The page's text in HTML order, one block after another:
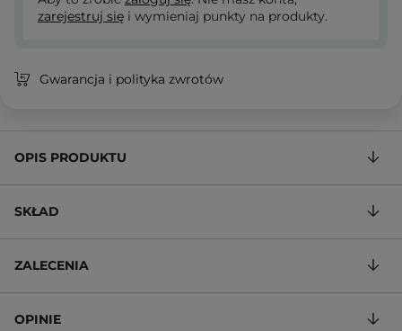
zarejestruj się i wymieniaj punkty na produkty.
Gwarancja i polityka zwrotów
OPIS PRODUKTU
SKŁAD
ZALECENIA
OPINIE